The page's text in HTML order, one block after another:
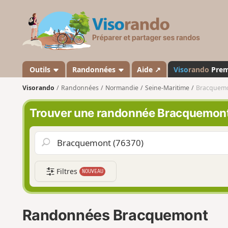
s
a
n
d
o
Outils Randonnées Aide ↗ Visorando
Visorando Randonnées Normandie Seine-Maritime
Trouver une randonnée
Filtres NOUVEAU
Randonnées Bracquemont